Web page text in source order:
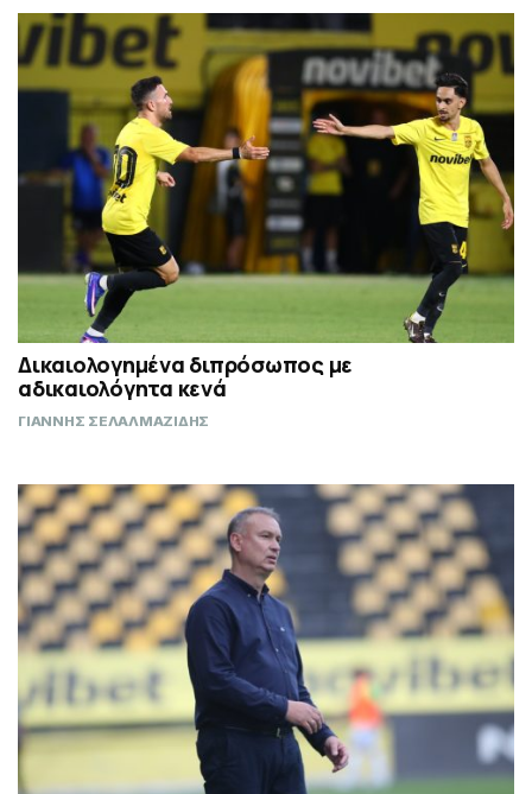
Δικαιολογημένα διπρόσωπος με
αδικαιολόγητα κενά
ΓΙΑΝΝΗΣ ΣΕΛΑΛΜΑΖΙΔΗΣ